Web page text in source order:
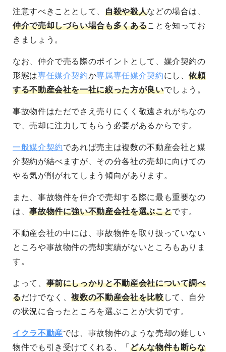
注意すべきこととして、自殺や殺人などの場合は、
仲介で売却しづらい場合も多くあることを知ってお
きましょう。
なお、仲介で売る際のポイントとして、媒介契約の
形態は専任媒介契約か専属専任媒介契約にし、依頼
する不動産会社を一社に絞った方が良いでしょう。
事故物件はただでさえ売りにくく敬遠されがちなの
で、売却に注力してもらう必要があるからです。
一般媒介契約であれば売主は複数の不動産会社と媒
介契約が結べますが、その分各社の売却に向けての
やる気が削がれてしまう傾向があります。
また、事故物件を仲介で売却する際に最も重要なの
は、事故物件に強い不動産会社を選ぶことです。
不動産会社の中には、事故物件を取り扱っていない
ところや事故物件の売却実績がないところもありま
す。
よって、 事前にしっかりと不動産会社について調べ
るだけでなく、複数の不動産会社を比較して、自分
の状況に合ったところを選ぶことが大切です。
イクラ不動産では、事故物件のような売却の難しい
物件でも引き受けてくれる、「 どんな物件も断らな